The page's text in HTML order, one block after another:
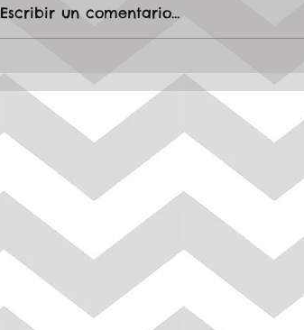
Escribir un comentario...